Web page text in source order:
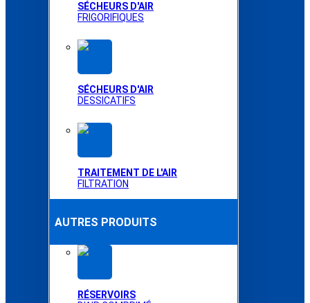
SÉCHEURS D'AIR
FRIGORIFIQUES
SÉCHEURS D'AIR
DESSICATIFS
TRAITEMENT DE L'AIR
FILTRATION
AUTRES PRODUITS
RÉSERVOIRS